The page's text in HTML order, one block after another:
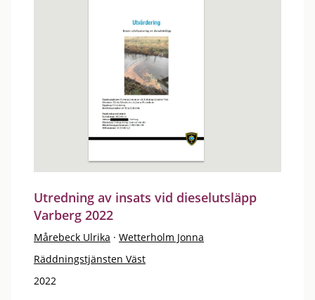
Utredning av insats vid dieselutsläpp
Varberg 2022
Mårebeck Ulrika · Wetterholm Jonna
Räddningstjänsten Väst
2022